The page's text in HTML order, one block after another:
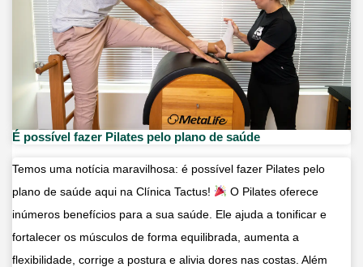
pélvica?
É possível fazer Pilates pelo plano de saúde
Temos uma notícia maravilhosa: é possível fazer Pilates pelo
plano de saúde aqui na Clínica Tactus!
O Pilates oferece
inúmeros benefícios para a sua saúde. Ele ajuda a tonificar e
fortalecer os músculos de forma equilibrada, aumenta a
flexibilidade, corrige a postura e alivia dores nas costas. Além